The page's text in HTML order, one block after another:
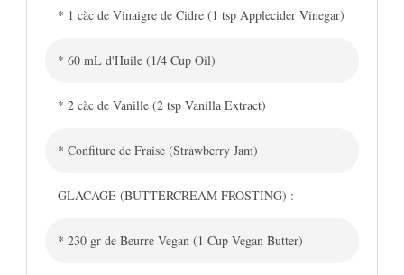
* 1 càc de Vinaigre de Cidre (1 tsp Applecider Vinegar)
* 60 mL d'Huile (1/4 Cup Oil)
* 2 càc de Vanille (2 tsp Vanilla Extract)
* Confiture de Fraise (Strawberry Jam)
GLACAGE (BUTTERCREAM FROSTING) :
* 230 gr de Beurre Vegan (1 Cup Vegan Butter)